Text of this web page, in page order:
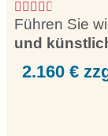
Führen Sie
und
2.160 €